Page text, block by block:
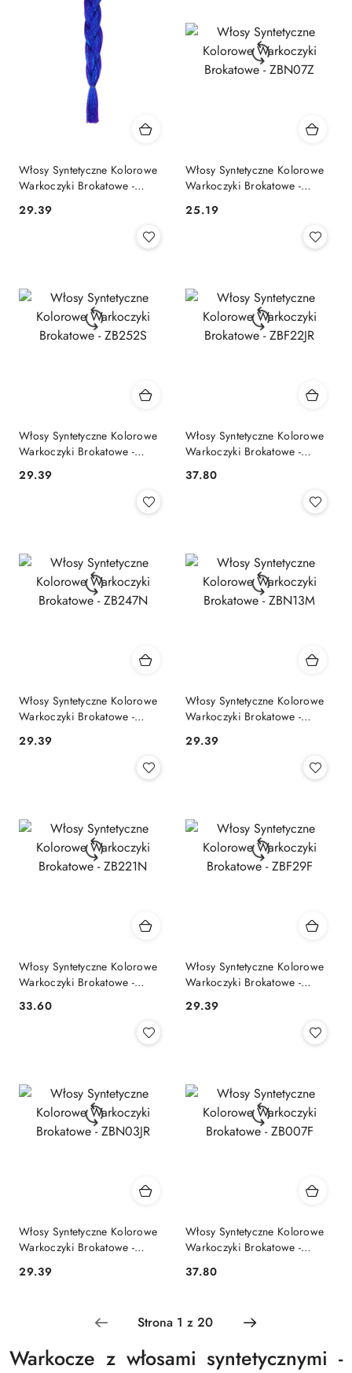
Włosy Syntetyczne Kolorowe
Warkoczyki Brokatowe -
Cena:
29.39
Włosy Syntetyczne Kolorowe
Warkoczyki Brokatowe -
Cena:
25.19
Włosy Syntetyczne Kolorowe
Warkoczyki Brokatowe -
Cena:
29.39
Włosy Syntetyczne Kolorowe
Warkoczyki Brokatowe -
Cena:
37.80
Włosy Syntetyczne Kolorowe
Warkoczyki Brokatowe -
Cena:
29.39
Włosy Syntetyczne Kolorowe
Warkoczyki Brokatowe -
Cena:
29.39
Włosy Syntetyczne Kolorowe
Warkoczyki Brokatowe -
Cena:
33.60
Włosy Syntetyczne Kolorowe
Warkoczyki Brokatowe -
Cena:
29.39
Włosy Syntetyczne Kolorowe
Warkoczyki Brokatowe -
Cena:
29.39
Włosy Syntetyczne Kolorowe
Warkoczyki Brokatowe -
Cena:
37.80
Warkocze z włosami syntetycznymi -